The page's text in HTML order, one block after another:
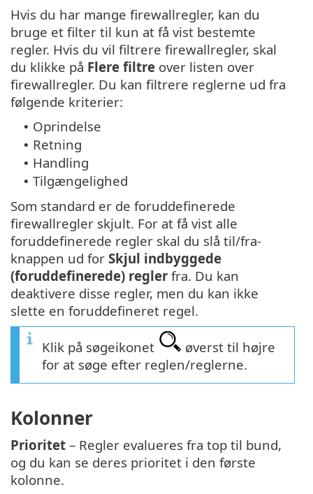
Hvis du har mange firewallregler, kan du
bruge et filter til kun at få vist bestemte
regler. Hvis du vil filtrere firewallregler, skal
du klikke på Flere filtre over listen over
firewallregler. Du kan filtrere reglerne ud fra
følgende kriterier:
• Oprindelse
• Retning
• Handling
• Tilgængelighed
Som standard er de foruddefinerede
firewallregler skjult. For at få vist alle
foruddefinerede regler skal du slå til/fra-
knappen ud for Skjul indbyggede
(foruddefinerede) regler fra. Du kan
deaktivere disse regler, men du kan ikke
slette en foruddefineret regel.
Klik på søgeikonet
øverst til højre
for at søge efter reglen/reglerne.
Kolonner
Prioritet – Regler evalueres fra top til bund,
og du kan se deres prioritet i den første
kolonne.